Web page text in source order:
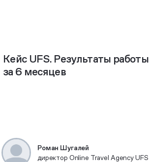
Кейс UFS. Результаты работы
за 6 месяцев
Роман Шугалей
директор Online Travel Agency UFS